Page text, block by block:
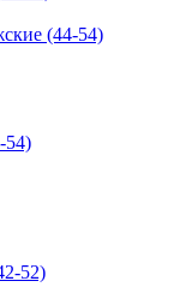
(44-54)
54)